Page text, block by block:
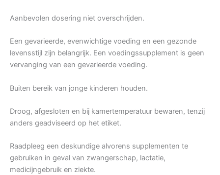
Aanbevolen dosering niet overschrijden.
Een gevarieerde, evenwichtige voeding en een gezonde
levensstijl zijn belangrijk. Een voedingssupplement is geen
vervanging van een gevarieerde voeding.
Buiten bereik van jonge kinderen houden.
Droog, afgesloten en bij kamertemperatuur bewaren, tenzij
anders geadviseerd op het etiket.
Raadpleeg een deskundige alvorens supplementen te
gebruiken in geval van zwangerschap, lactatie,
medicijngebruik en ziekte.